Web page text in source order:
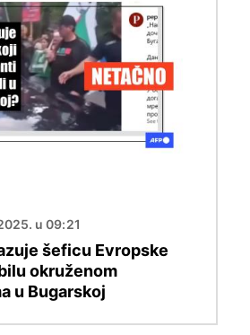
u 09:21
šeficu Evropske
okruženom
u Bugarskoj